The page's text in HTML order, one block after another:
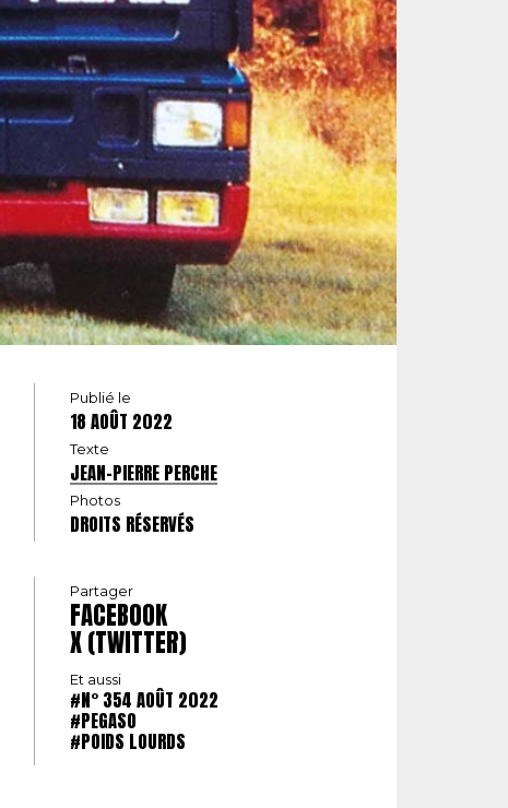
Publié le
18 AOÛT 2022
Texte
JEAN-PIERRE PERCHE
Photos
DROITS RÉSERVÉS
Partager
FACEBOOK
X (TWITTER)
Et aussi
#N° 354 AOÛT 2022
#PEGASO
#POIDS LOURDS